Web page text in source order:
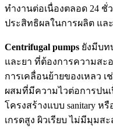
ทำงานต่อเนื่องตลอด 24
ประสิทธิผลในการผลิต แล
Centrifugal pumps ยังมีบท
และยา ที่ต้องการความสะ
การเคลื่อนย้ายของเหลว
ผสมที่มีความไวต่อการปน
โครงสร้างแบบ sanitary ห
เกรดสูง ผิวเรียบ ไม่มีมุมส